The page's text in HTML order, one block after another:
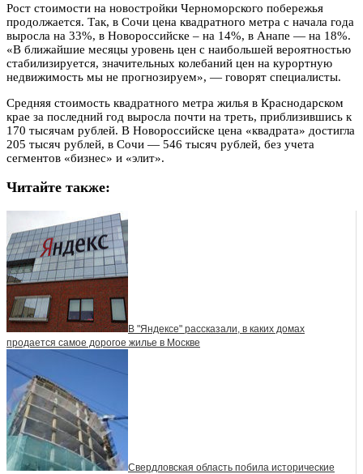
Рост стоимости на новостройки Черноморского побережья
продолжается. Так, в Сочи цена квадратного метра с начала года
выросла на 33%, в Новороссийске – на 14%, в Анапе — на 18%.
«В ближайшие месяцы уровень цен с наибольшей вероятностью
стабилизируется, значительных колебаний цен на курортную
недвижимость мы не прогнозируем», — говорят специалисты.
Средняя стоимость квадратного метра жилья в Краснодарском
крае за последний год выросла почти на треть, приблизившись к
170 тысячам рублей. В Новороссийске цена «квадрата» достигла
205 тысяч рублей, в Сочи — 546 тысяч рублей, без учета
сегментов «бизнес» и «элит».
Читайте также:
В "Яндексе" рассказали, в каких домах
продается самое дорогое жилье в Москве
Свердловская область побила исторические